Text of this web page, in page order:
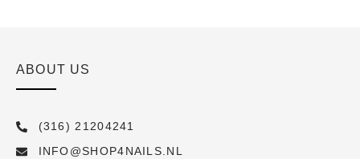
ABOUT US
(316) 21204241
INFO@SHOP4NAILS.NL